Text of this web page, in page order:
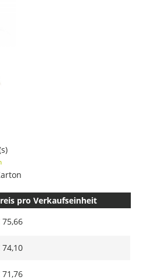
pro Verkaufseinheit
75,66
74,10
71,76